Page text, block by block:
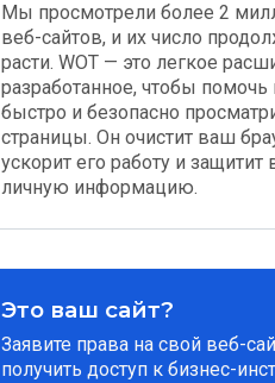
Мы просмотрели более 2
веб-сайтов, и их число
расти. WOT — это легкое
разработанное, чтобы помочь
быстро и безопасно
страницы. Он очистит ваш
ускорит его работу и защитит
личную информацию.
Это ваш сайт?
Заявите права на свой веб-
получить доступ к бизнес-